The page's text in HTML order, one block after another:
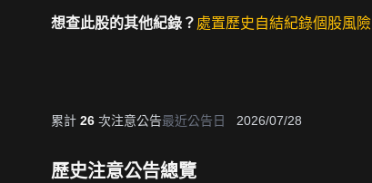
想查此股的其他紀錄？ 處置歷史自結紀錄個股風險
累計 26 次注意公告最近公告日 2026/07/28
歷史注意公告總覽